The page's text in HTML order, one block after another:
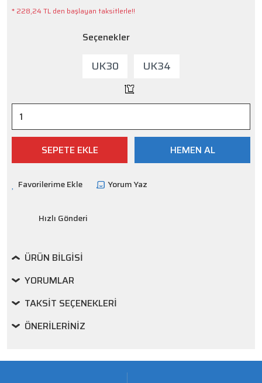
* 228,24 TL den başlayan taksitlerle!!
Seçenekler
UK30 UK34
SEPETE EKLE HEMEN AL
Yorum Yaz
Hızlı Gönderi
ÜRÜN BILGISI
YORUMLAR
TAKSIT SEÇENEKLERI
ÖNERILERINIZ